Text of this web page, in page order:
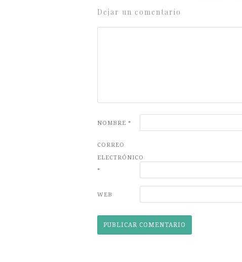
Dejar un comentario
NOMBRE *
CORREO
ELECTRÓNICO
*
WEB